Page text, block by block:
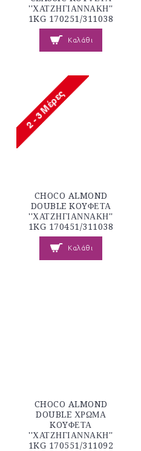
''ΧΑΤΖΗΓΙΑΝΝΑΚΗ''
1KG 170251/311038
Καλάθι
CHOCO ALMOND
DOUBLE KOYΦΕΤΑ
''ΧΑΤΖΗΓΙΑΝΝΑΚΗ''
1KG 170451/311038
Καλάθι
CHOCO ALMOND
DOUBLE ΧΡΩΜΑ
KOYΦΕΤΑ
''ΧΑΤΖΗΓΙΑΝΝΑΚΗ''
1KG 170551/311092